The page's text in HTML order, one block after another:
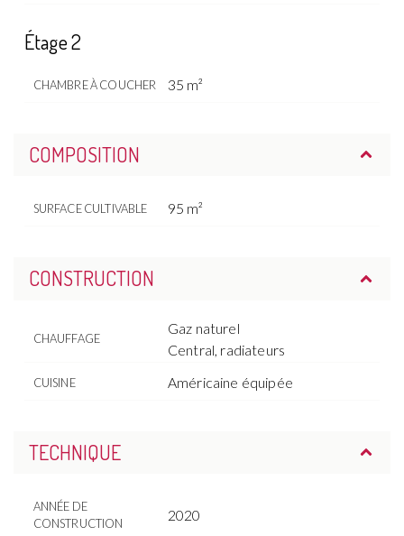
Étage 2
CHAMBRE À COUCHER 35 m²
COMPOSITION
SURFACE CULTIVABLE 95 m²
CONSTRUCTION
CHAUFFAGE
Gaz naturel
Central, radiateurs
CUISINE Américaine équipée
TECHNIQUE
ANNÉE DE
CONSTRUCTION
2020